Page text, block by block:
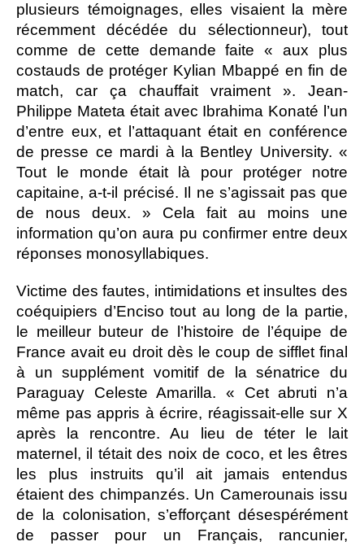
plusieurs témoignages, elles visaient la mère
récemment décédée du sélectionneur), tout
comme de cette demande faite « aux plus
costauds de protéger Kylian Mbappé en fin de
match, car ça chauffait vraiment ». Jean-
Philippe Mateta était avec Ibrahima Konaté l’un
d’entre eux, et l’attaquant était en conférence
de presse ce mardi à la Bentley University. «
Tout le monde était là pour protéger notre
capitaine, a-t-il précisé. Il ne s’agissait pas que
de nous deux. » Cela fait au moins une
information qu’on aura pu confirmer entre deux
réponses monosyllabiques.
Victime des fautes, intimidations et insultes des
coéquipiers d’Enciso tout au long de la partie,
le meilleur buteur de l’histoire de l’équipe de
France avait eu droit dès le coup de sifflet final
à un supplément vomitif de la sénatrice du
Paraguay Celeste Amarilla. « Cet abruti n’a
même pas appris à écrire, réagissait-elle sur X
après la rencontre. Au lieu de téter le lait
maternel, il tétait des noix de coco, et les êtres
les plus instruits qu’il ait jamais entendus
étaient des chimpanzés. Un Camerounais issu
de la colonisation, s’efforçant désespérément
de passer pour un Français, rancunier,